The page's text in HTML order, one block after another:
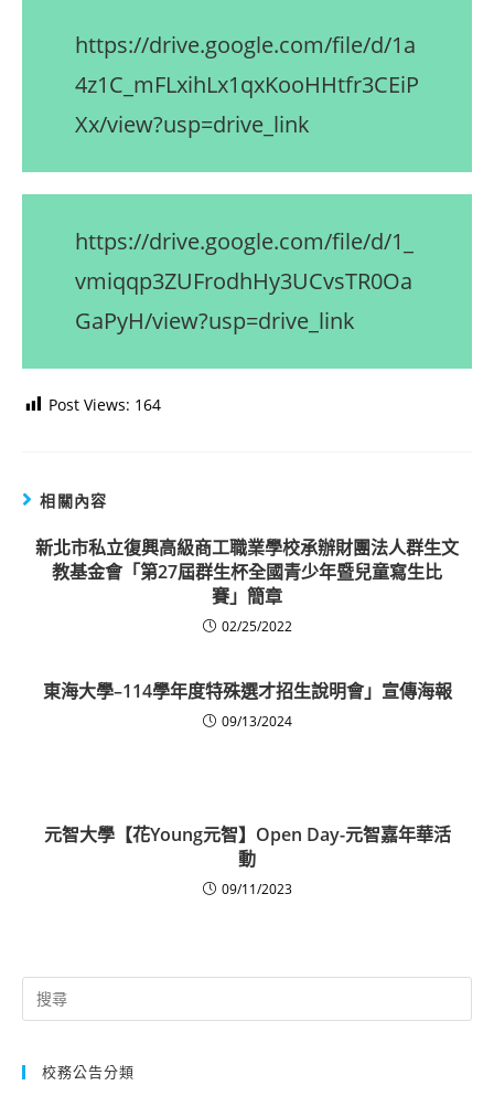
https://drive.google.com/file/d/1a
4z1C_mFLxihLx1qxKooHHtfr3CEiP
Xx/view?usp=drive_link
https://drive.google.com/file/d/1_
vmiqqp3ZUFrodhHy3UCvsTR0Oa
GaPyH/view?usp=drive_link
Post Views: 164
相關內容
新北市私立復興高級商工職業學校承辦財團法人群生文
教基金會「第27屆群生杯全國青少年暨兒童寫生比
賽」簡章
02/25/2022
東海大學–114學年度特殊選才招生說明會」宣傳海報
09/13/2024
元智大學【花Young元智】Open Day-元智嘉年華活
動
09/11/2023
Search
for:
校務公告分類